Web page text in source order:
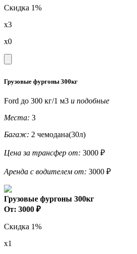
Скидка 1%
x3
x0
Грузовые фургоны 300кг
Ford до 300 кг/1 м3 и подобные
Места: 3
Багаж: 2 чемодана(30л)
Цена за трансфер от: 3000 ₽
Аренда с водителем от: 3000 ₽
Грузовые фургоны 300кг
От: 3000 ₽
Скидка 1%
x1